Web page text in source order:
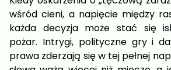
wśród cieni, a napięcie między
każda decyzja może stać się
pożar. Intrygi, polityczne gry i
prawa zderzają się w tej pełnej